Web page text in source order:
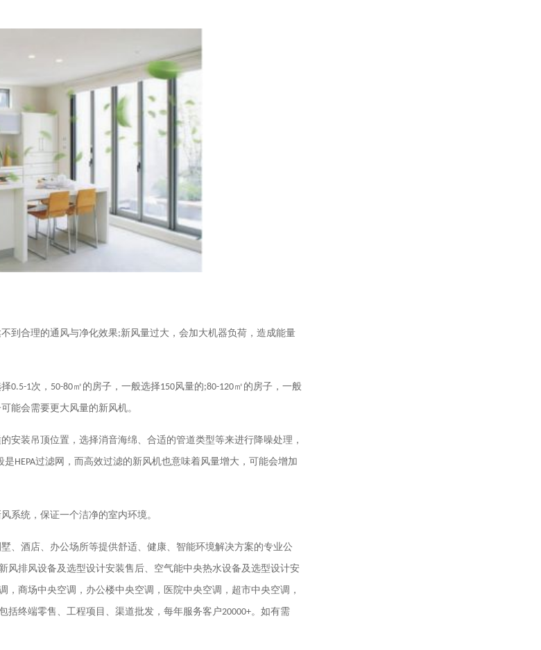
到合理的通风与净化效果;新风量过大，会加大机器负荷，造成能量
0.5-1次， 50-80㎡的房子，一般选择150风量的;80-120㎡的房子，一般
能会需要更大风量的新风机。
安装吊顶位置，选择消音海绵、合适的管道类型等来进行降噪处理，
是HEPA过滤网，而高效过滤的新风机也意味着风量增大，可能会增加
系统，保证一个洁净的室内环境。
、酒店、办公场所等提供舒适、健康、智能环境解决方案的专业公
排风设备及选型设计安装售后、空气能中央热水设备及选型设计安
商场中央空调，办公楼中央空调，医院中央空调，超市中央空调，
括终端零售、工程项目、渠道批发，每年服务客户20000+。如有需